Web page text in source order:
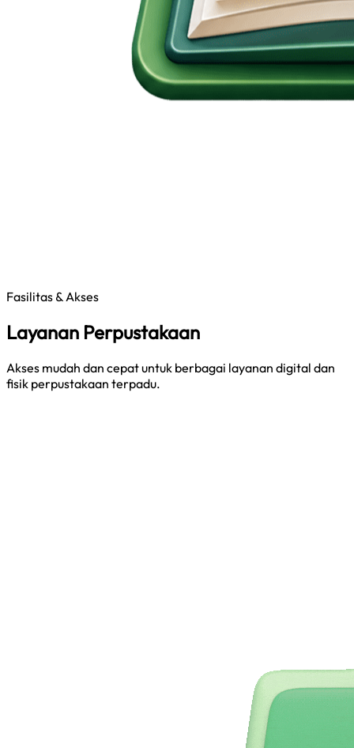
Fasilitas & Akses
Layanan Perpustakaan
Akses mudah dan cepat untuk berbagai layanan digital dan
fisik perpustakaan terpadu.